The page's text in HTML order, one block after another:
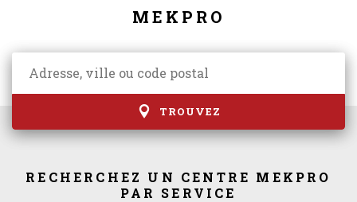
MEKPRO
TROUVEZ
RECHERCHEZ UN CENTRE MEKPRO
PAR SERVICE